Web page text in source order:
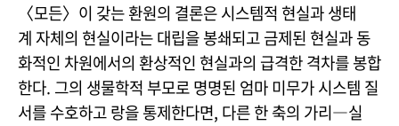
〈모든〉이 갖는 환원의 결론은 시스템적 현실과 생태
계 자체의 현실이라는 대립을 봉쇄되고 금제된 현실과 동
화적인 차원에서의 환상적인 현실과의 급격한 격차를 봉합
한다. 그의 생물학적 부모로 명명된 엄마 미무가 시스템 질
서를 수호하고 랑을 통제한다면, 다른 한 축의 가리―실